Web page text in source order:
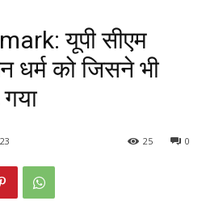
यूपी सीएम
धर्म को जिसने भी
गया
0
25